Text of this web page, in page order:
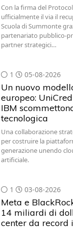
Con la firma del
ufficialmente il via il
Scuola di Summonte
partenariato pubblico-
partner strategici…
1 05-08-2026
Un nuovo
europeo:
IBM
tecnologica
Una collaborazione
per costruire la
generazione unendo
artificiale.
1 03-08-2026
Meta e
14 miliardi di
center da record